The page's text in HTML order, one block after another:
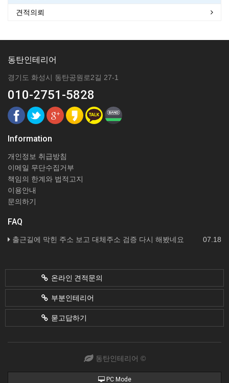
견적의뢰
동탄인테리어
경기도 화성시 동탄공원로2길 27-1
010-2751-5828
Information
개인정보 취급방침
이메일 무단수집거부
책임의 한계와 법적고지
이용안내
문의하기
FAQ
07.18
출근길에 막힌 주소 보고 대체주소 검증 다시 해봤네요
온라인 견적문의
부분인테리어
묻고답하기
동탄인테리어 ©
PC Mode